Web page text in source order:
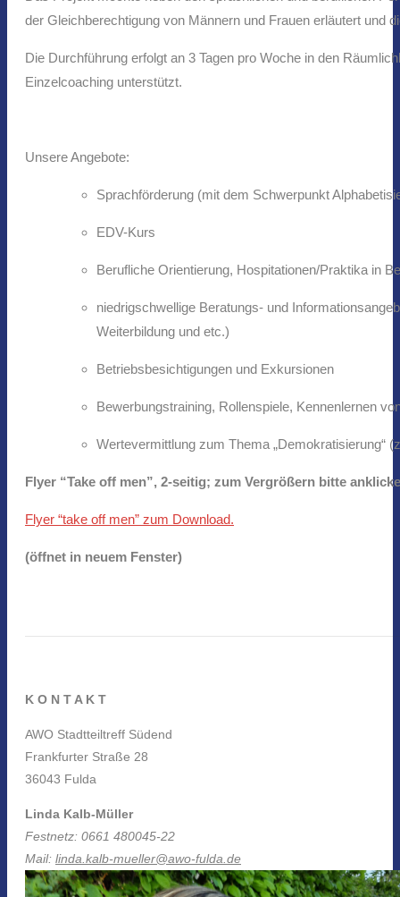
der Gleichberechtigung von Männern und Frauen erläutert und
Die Durchführung erfolgt an 3 Tagen pro Woche in den
Einzelcoaching unterstützt.
Unsere Angebote:
Sprachförderung (mit dem Schwerpunkt
EDV-Kurs
Berufliche Orientierung, Hospitationen/Praktika in
niedrigschwellige Beratungs- und
Weiterbildung und etc.)
Betriebsbesichtigungen und Exkursionen
Bewerbungstraining, Rollenspiele, Kennenlernen
Wertevermittlung zum Thema „Demokratisierung“
Flyer “Take off men”, 2-seitig; zum Vergrößern bitte
Flyer “take off men” zum Download.
(öffnet in neuem Fenster)
K O N T A K T
AWO Stadtteiltreff Südend
Frankfurter Straße 28
36043 Fulda
Linda Kalb-Müller
Festnetz: 0661 480045-22
Mail: linda.kalb-mueller@awo-fulda.de